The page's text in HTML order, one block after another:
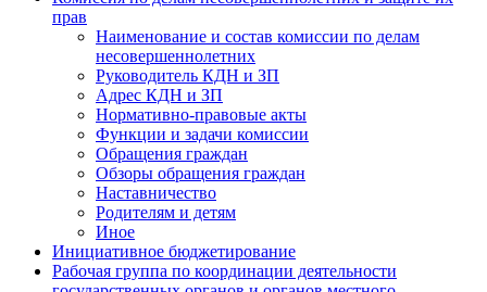
прав
Наименование и состав комиссии по делам
несовершеннолетних
Руководитель КДН и ЗП
Адрес КДН и ЗП
Нормативно-правовые акты
Функции и задачи комиссии
Обращения граждан
Обзоры обращения граждан
Наставничество
Родителям и детям
Иное
Инициативное бюджетирование
Рабочая группа по координации деятельности